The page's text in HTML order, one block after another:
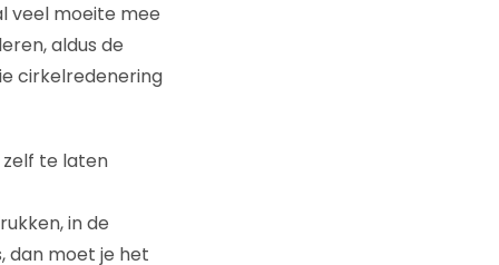
veel moeite mee
aldus de
cirkelredenering
zelf te laten
in de
dan moet je het